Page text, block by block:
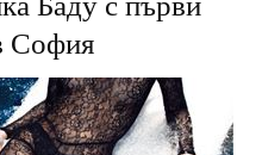
Баду с първи
София